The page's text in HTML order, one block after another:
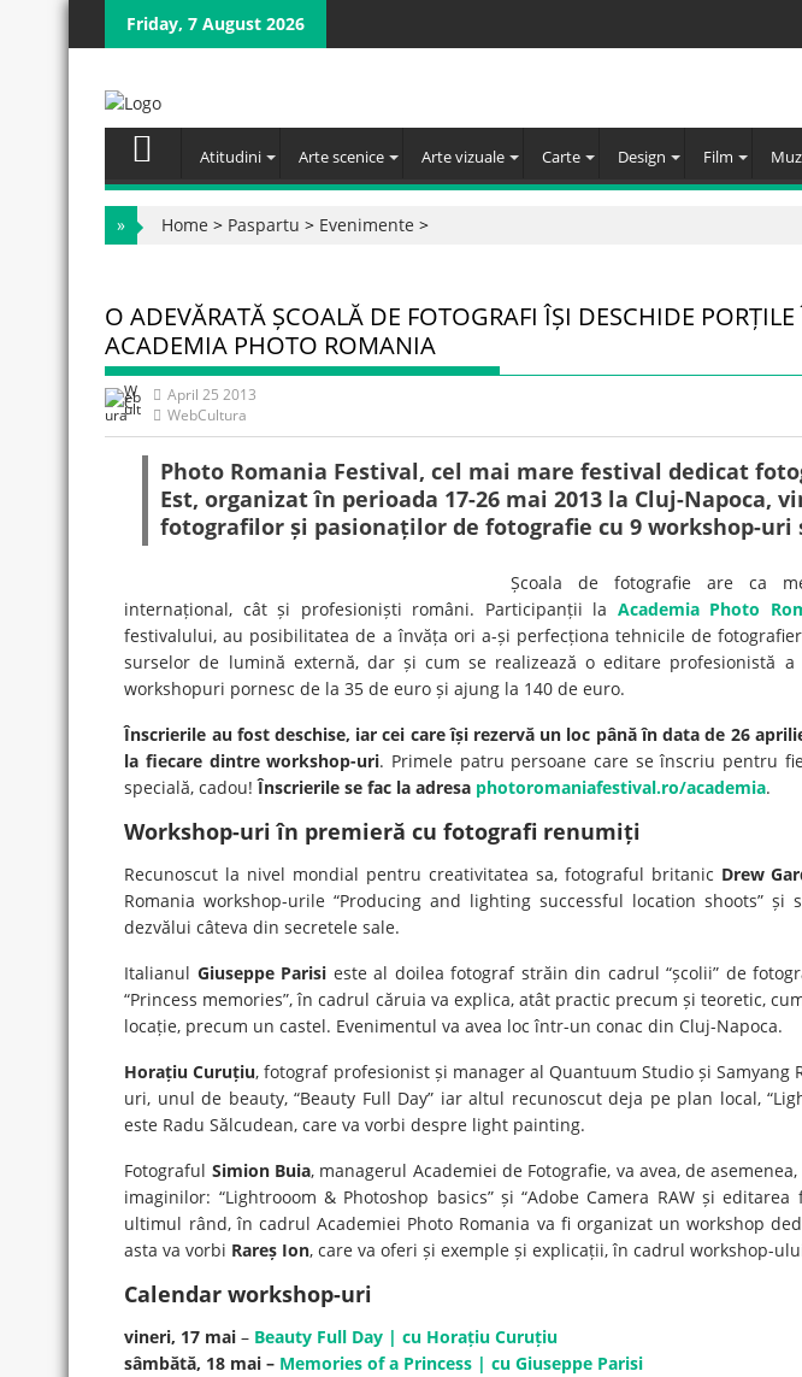
Skip
Friday, 7 August 2026
Atitudini Arte scenice Arte vizuale Carte Design Film
» Home > Paspartu > Evenimente >
O ADEVĂRATĂ ȘCOALĂ DE FOTOGRAFI ÎȘI DESCHIDE
ACADEMIA PHOTO ROMANIA
April 25 2013
WebCultura
Photo Romania Festival, cel mai mare festival dedicat
Est, organizat în perioada 17-26 mai 2013 la Cluj-Napoca,
fotografilor și pasionaților de fotografie cu 9 workshop-uri
Școala de fotografie are ca
internațional, cât și profesioniști români. Participanții la Academia Photo
festivalului, au posibilitatea de a învăța ori a-și perfecționa tehnicile de
surselor de lumină externă, dar și cum se realizează o editare profesionistă
workshopuri pornesc de la 35 de euro și ajung la 140 de euro.
Înscrierile au fost deschise, iar cei care își rezervă un loc până în data de 26
la fiecare dintre workshop-uri. Primele patru persoane care se înscriu pentru
specială, cadou!Înscrierile se fac la adresa photoromaniafestival.ro/academia.
Workshop-uri în premieră cu fotografi renumiți
Recunoscut la nivel mondial pentru creativitatea sa, fotograful britanic Drew
Romania workshop-urile “Producing and lighting successful location shoots” și
dezvălui câteva din secretele sale.
Italianul Giuseppe Parisi este al doilea fotograf străin din cadrul “școlii” de
“Princess memories”, în cadrul căruia va explica, atât practic precum și teoretic,
locație, precum un castel. Evenimentul va avea loc într-un conac din Cluj-Napoca.
Horațiu Curuțiu, fotograf profesionist și manager al Quantuum Studio și Samyang
uri, unul de beauty, “Beauty Full Day” iar altul recunoscut deja pe plan local,
este Radu Sălcudean, care va vorbi despre light painting.
Fotograful Simion Buia, managerul Academiei de Fotografie, va avea, de
imaginilor: “Lightrooom & Photoshop basics” și “Adobe Camera RAW și
ultimul rând, în cadrul Academiei Photo Romania va fi organizat un workshop
asta va vorbi Rareș Ion, care va oferi și exemple și explicații, în cadrul workshop-
Calendar workshop-uri
vineri, 17 mai – Beauty Full Day | cu Horațiu Curuțiu
sâmbătă, 18 mai – Memories of a Princess | cu Giuseppe Parisi